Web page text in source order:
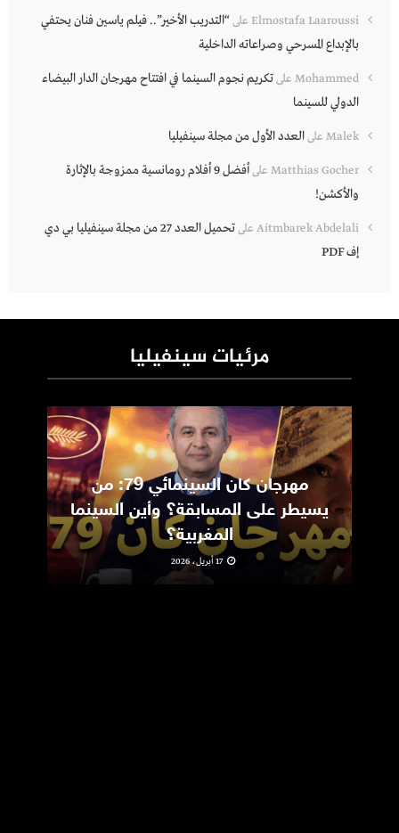
Elmostafa Laaroussi على“التدريب الأخير”.. فيلم ياسين فنان يحتفي
بالإبداع المسرحي وصراعاته الداخلية
Mohammed علىتكريم نجوم السينما في افتتاح مهرجان الدار البيضاء
الدولي للسينما
Malek علىالعدد الأول من مجلة سينفيليا
Matthias Gocher على
أفضل 9 أفلام رومانسية ممزوجة بالإثارة
والأكشن!
Aitmbarek Abdelali على
تحميل العدد 27 من مجلة سينفيليا بي دي
إف PDF
مرئيات سينفيليا
مهرجان كان السينمائي 79: من
يسيطر على المسابقة؟ وأين السينما
المغربية؟
17 أبريل، 2026